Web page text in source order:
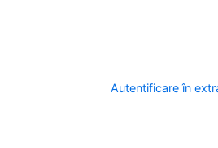
Autentificare în